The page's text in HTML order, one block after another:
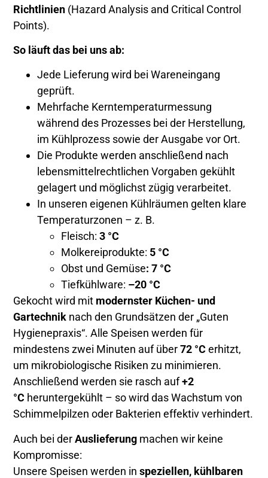
Richtlinien (Hazard Analysis and Critical Control
Points).
So läuft das bei uns ab:
Jede Lieferung wird bei Wareneingang
geprüft.
Mehrfache Kerntemperaturmessung
während des Prozesses bei der Herstellung,
im Kühlprozess sowie der Ausgabe vor Ort.
Die Produkte werden anschließend nach
lebensmittelrechtlichen Vorgaben gekühlt
gelagert und möglichst zügig verarbeitet.
In unseren eigenen Kühlräumen gelten klare
Temperaturzonen – z. B.
Fleisch:3 °C
Molkereiprodukte: 5 °C
Obst und Gemüse: 7 °C
Tiefkühlware: –20 °C
Gekocht wird mit modernster Küchen- und
Gartechnik nach den Grundsätzen der „Guten
Hygienepraxis“. Alle Speisen werden für
mindestens zwei Minuten auf über72 °Cerhitzt,
um mikrobiologische Risiken zu minimieren.
Anschließend werden sie rasch auf+2
°C heruntergekühlt – so wird das Wachstum von
Schimmelpilzen oder Bakterien effektiv verhindert.
Auch bei derAuslieferung machen wir keine
Kompromisse:
Unsere Speisen werden inspeziellen, kühlbaren